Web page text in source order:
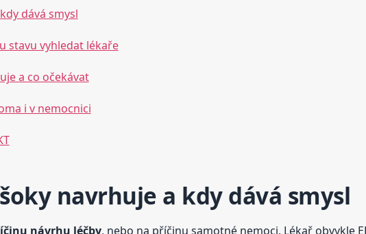
dává smysl
stavu vyhledat lékaře
a co očekávat
i v nemocnici
navrhuje a kdy dává smysl
návrhu léčby, nebo na příčinu samotné nemoci. Lékař obvykle